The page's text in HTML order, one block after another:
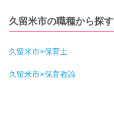
久留米市の職種から探す
久留米市×保育士
久留米市×保育教諭